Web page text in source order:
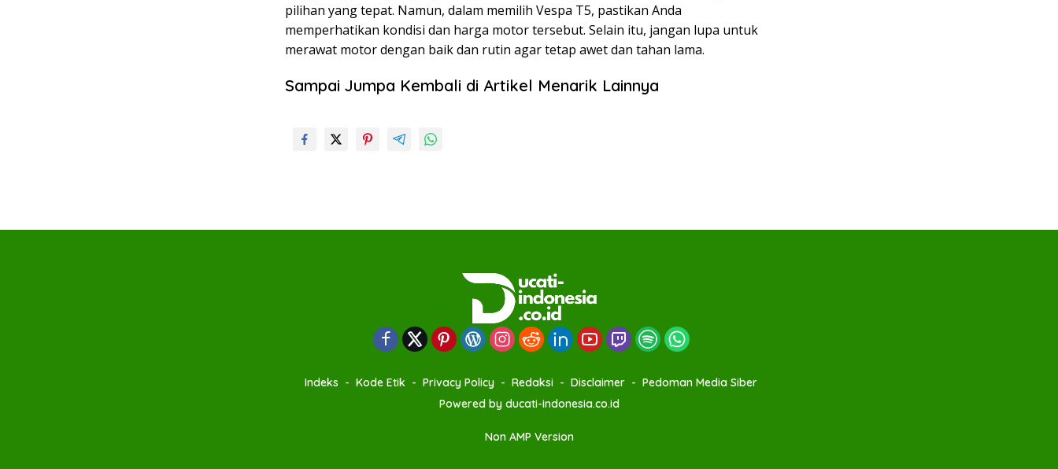
pilihan yang tepat. Namun, dalam memilih Vespa T5, pastikan Anda
memperhatikan kondisi dan harga motor tersebut. Selain itu, jangan lupa untuk
merawat motor dengan baik dan rutin agar tetap awet dan tahan lama.
Sampai Jumpa Kembali di Artikel Menarik Lainnya
Indeks Kode Etik Privacy Policy Redaksi Disclaimer
Pedoman Media Siber
Powered by ducati-indonesia.co.id
Non AMP Version